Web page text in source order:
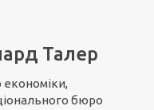
Талер
бюро